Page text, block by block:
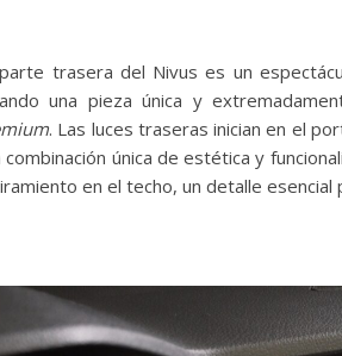
trasera del Nivus es un
una pieza única y
. Las luces traseras inician en el
combinación única de estética y
en el techo, un detalle